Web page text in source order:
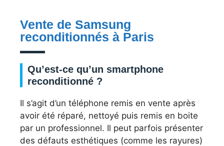
Vente de Samsung
reconditionnés à Paris
Qu’est-ce qu’un smartphone
reconditionné ?
Il s’agit d’un téléphone remis en vente après
avoir été réparé, nettoyé puis remis en boite
par un professionnel. Il peut parfois présenter
des défauts esthétiques (comme les rayures)